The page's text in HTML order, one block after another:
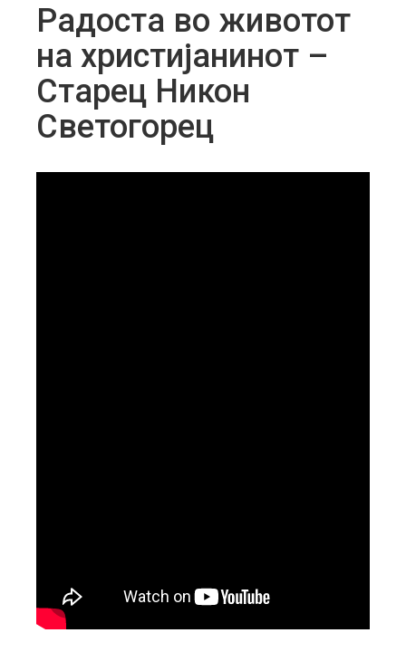
Радоста во животот
на христијанинот –
Старец Никон
Светогорец